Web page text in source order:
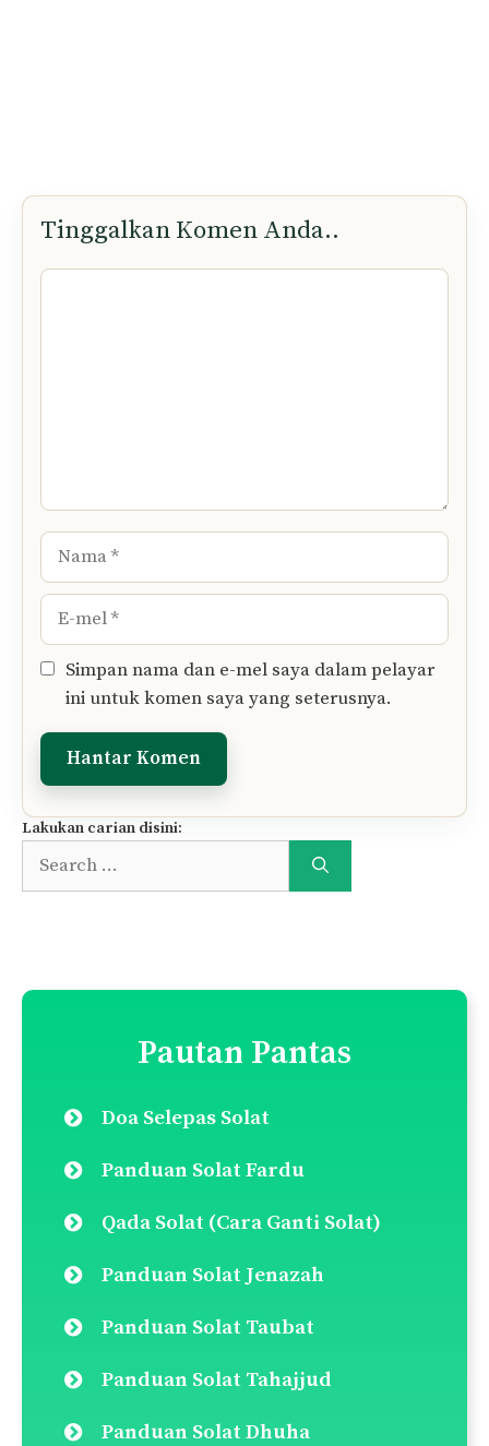
Tinggalkan Komen Anda..
Komen
Nama
E-
mel
Simpan nama dan e-mel saya dalam pelayar
ini untuk komen saya yang seterusnya.
Lakukan carian disini:
Search
for:
Pautan Pantas
Doa Selepas Solat
Panduan Solat Fardu
Qada Solat (Cara Ganti Solat)
Panduan Solat Jenazah
Panduan Solat Taubat
Panduan Solat Tahajjud
Panduan Solat Dhuha